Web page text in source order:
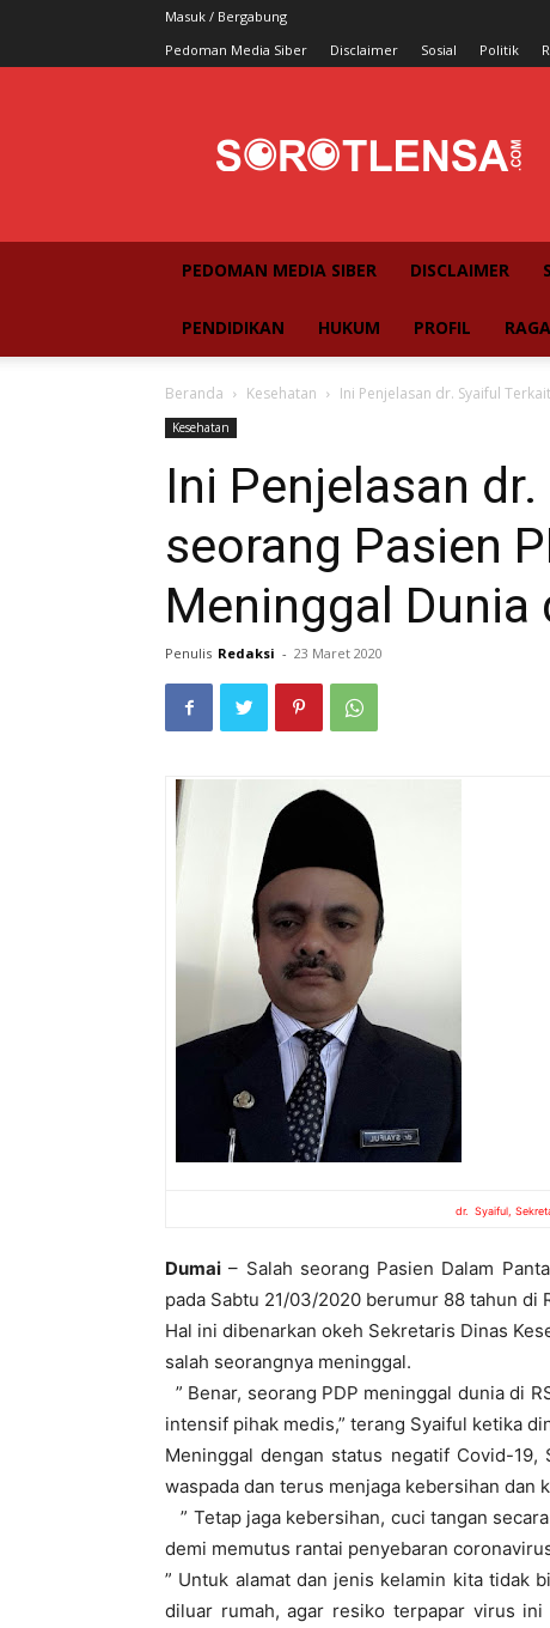
Masuk / Bergabung
Pedoman Media Siber
Disclaimer Sosial Politik
PEDOMAN MEDIA SIBER DISCLAIMER
PENDIDIKAN HUKUM PROFIL
Beranda Kesehatan Ini Penjelasan dr. Syaiful
Kesehatan
Ini Penjelasan
seorang Pasien
Meninggal Dunia
Penulis Redaksi - 23 Maret 2020
dr. Syaiful,
Dumai – Salah seorang Pasien Dalam
pada Sabtu 21/03/2020 berumur 88 tahun di
Hal ini dibenarkan okeh Sekretaris Dinas
salah seorangnya meninggal.
” Benar, seorang PDP meninggal dunia di
intensif pihak medis,” terang Syaiful ketika
Meninggal dengan status negatif Covid-19,
waspada dan terus menjaga kebersihan dan
” Tetap jaga kebersihan, cuci tangan
demi memutus rantai penyebaran
” Untuk alamat dan jenis kelamin kita tidak
diluar rumah, agar resiko terpapar virus